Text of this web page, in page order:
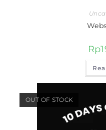
Rp
OUT OF STOCK